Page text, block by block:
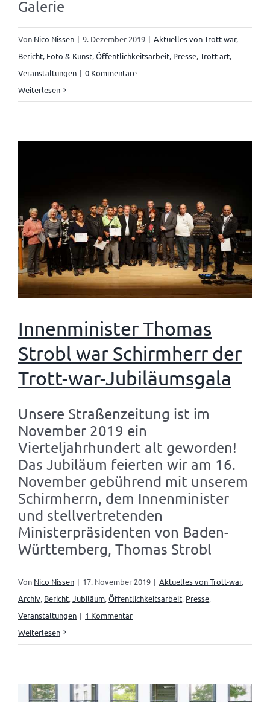
Galerie
Von Nico Nissen | 9. Dezember 2019 | Aktuelles von Trott-war,
Bericht, Foto & Kunst,Öffentlichkeitsarbeit, Presse,Trott-art,
Veranstaltungen | 0 Kommentare
Weiterlesen
Innenminister Thomas
Strobl war Schirmherr der
Trott-war-Jubiläumsgala
Unsere Straßenzeitung ist im
November 2019 ein
Vierteljahrhundert alt geworden!
Das Jubiläum feierten wir am 16.
November gebührend mit unserem
Schirmherrn, dem Innenminister
und stellvertretenden
Ministerpräsidenten von Baden-
Württemberg, Thomas Strobl
Von Nico Nissen | 17. November 2019 | Aktuelles von Trott-war,
Archiv, Bericht,Jubiläum,Öffentlichkeitsarbeit, Presse,
Veranstaltungen | 1 Kommentar
Weiterlesen